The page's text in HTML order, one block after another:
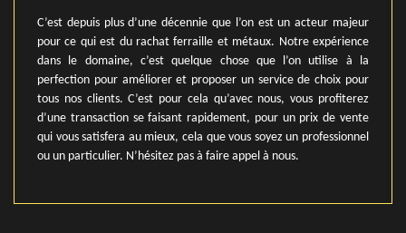
C’est depuis plus d’une décennie que l’on est un acteur majeur
pour ce qui est du rachat ferraille et métaux. Notre expérience
dans le domaine, c’est quelque chose que l’on utilise à la
perfection pour améliorer et proposer un service de choix pour
tous nos clients. C’est pour cela qu’avec nous, vous profiterez
d’une transaction se faisant rapidement, pour un prix de vente
qui vous satisfera au mieux, cela que vous soyez un professionnel
ou un particulier. N’hésitez pas à faire appel à nous.